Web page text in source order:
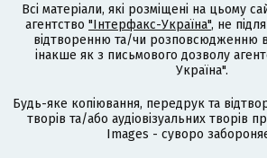
Всі матеріали, які розміщені на цьому
агентство "Інтерфакс-Україна", не
відтворенню та/чи розповсюдженню
інакше як з письмового дозволу
Україна".
Будь-яке копіювання, передрук та
творів та/або аудіовізуальних творів
Images - суворо